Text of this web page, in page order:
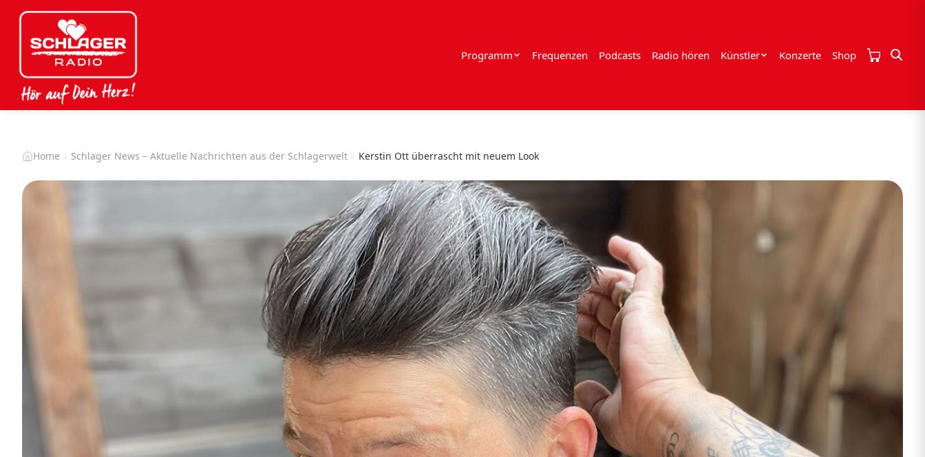
Programm Frequenzen Podcasts Radio hören Künstler Konzerte Shop
Home Schlager News – Aktuelle Nachrichten aus der Schlagerwelt Kerstin Ott überrascht mit neuem Look